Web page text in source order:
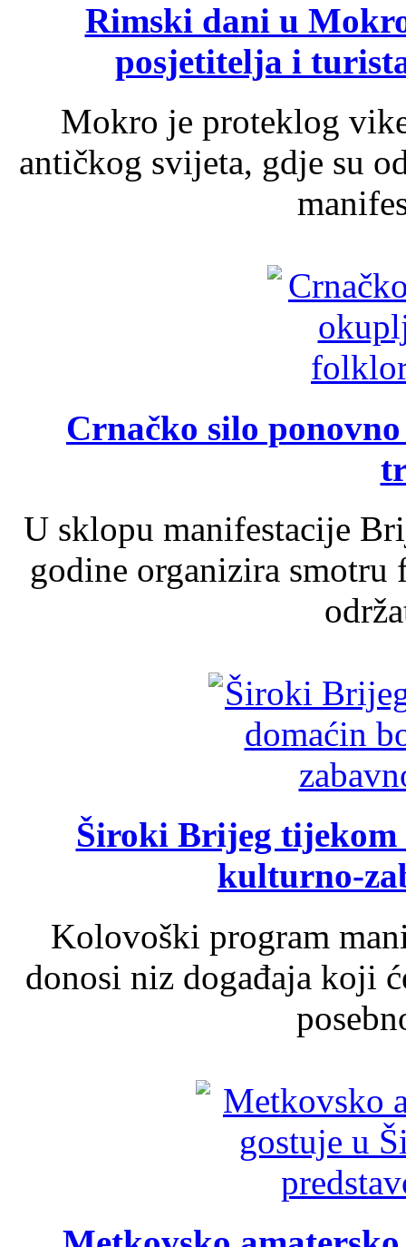
Rimski dani u
posjetitelja i
Mokro je proteklog
antičkog svijeta, gdje su
Crnačko silo
U sklopu manifestacije
godine organizira
Široki Brijeg tijekom
kulturno-
Kolovoški program
donosi niz događaja koji